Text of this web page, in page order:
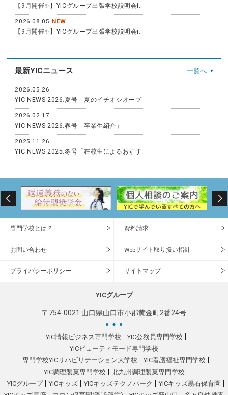
【9月開催✨】YICグループ出張学校説明会i…
2026.08.05 NEW
【9月開催✨】YICグループ出張学校説明会i…
最新YICニュース 一覧へ
2026.05.26
YIC NEWS 2026.夏号「夏のイチオシオープ…
2026.02.17
YIC NEWS 2026.春号「卒業生紹介」
2025.11.26
YIC NEWS 2025.冬号「在校生によるおすす…
専門学校とは？ 資料請求
お問い合わせ Webサイト取り扱い指針
プライバシーポリシー サイトマップ
YICグループ
〒754-0021 山口県山口市小郡黄金町2番24号
YIC情報ビジネス専門学校
YIC公務員専門学校
YICビューティモード専門学校
専門学校YICリハビリテーション大学校
YIC看護福祉専門学校
YIC調理製菓専門学校
北九州調理製菓専門学校
YICグループ
YICキッズ YICキッズテクノパーク
YICキッズ黒石保育園